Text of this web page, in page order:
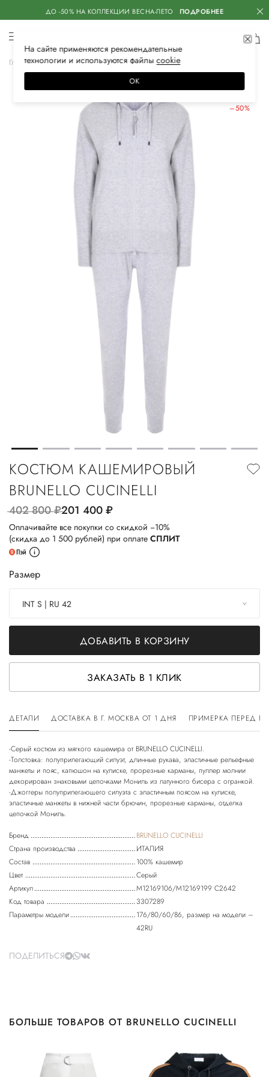
ДО -50% НА КОЛЛЕКЦИИ ВЕСНА-ЛЕТО ПОДРОБНЕЕ
Главная Женская Одежда Костюмы Трикотажный костюм
–50%
КОСТЮМ КАШЕМИРОВЫЙ
BRUNELLO CUCINELLI
402 800руб.201 400руб.
Оплачивайте все покупки со скидкой −10%
(скидка до 1 500 рублей) при оплате СПЛИТ
Размер
INT S | RU 42
ДОБАВИТЬ В КОРЗИНУ
ЗАКАЗАТЬ В 1 КЛИК
ДЕТАЛИ ДОСТАВКА В Г. МОСКВА ОТ 1 ДНЯ ПРИМЕРКА ПЕРЕД
-Серый костюм из мягкого кашемира от BRUNELLO CUCINELLI.
-Толстовка: полуприлегающий силуэт, длинные рукава, эластичные рельефные
манжеты и пояс, капюшон на кулиске, прорезные карманы, пуллер молнии
декорирован знаковыми цепочками Мониль из латунного бисера с огранкой.
-Джоггеры полуприлегающего силуэта с эластичным поясом на кулиске,
эластичные манжеты в нижней части брючин, прорезные карманы, отделка
Бренд
BRUNELLO CUCINELLI
Страна производства
ИТАЛИЯ
Состав
100% кашемир
Цвет
Серый
Артикул
M12169106/M12169199 C2642
Код товара
3307289
Параметры модели
176/80/60/86, размер на модели –
42RU
ПОДЕЛИТЬСЯ
БОЛЬШЕ ТОВАРОВ ОТ BRUNELLO CUCINELLI
На сайте применяются рекомендательные
технологии и используются файлысооkiе
ОК